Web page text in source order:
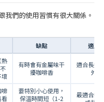
我們的使用習慣有很大關係。
缺點 適用
有時會有金屬味干
擾咖啡香
適合長途
外活
要特別小心使用，
保溫時間短（1-2
最適合辦